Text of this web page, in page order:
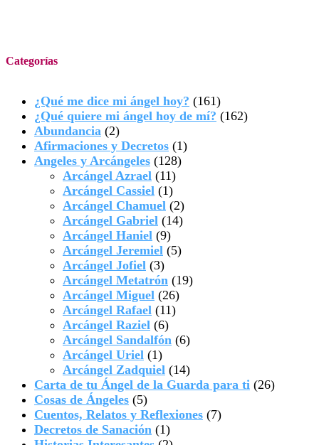
Categorías
¿Qué me dice mi ángel hoy? (161)
¿Qué quiere mi ángel hoy de mí? (162)
Abundancia (2)
Afirmaciones y Decretos (1)
Angeles y Arcángeles (128)
Arcángel Azrael (11)
Arcángel Cassiel (1)
Arcángel Chamuel (2)
Arcángel Gabriel (14)
Arcángel Haniel (9)
Arcángel Jeremiel (5)
Arcángel Jofiel (3)
Arcángel Metatrón (19)
Arcángel Miguel (26)
Arcángel Rafael (11)
Arcángel Raziel (6)
Arcángel Sandalfón (6)
Arcángel Uriel (1)
Arcángel Zadquiel (14)
Carta de tu Ángel de la Guarda para ti (26)
Cosas de Ángeles (5)
Cuentos, Relatos y Reflexiones (7)
Decretos de Sanación (1)